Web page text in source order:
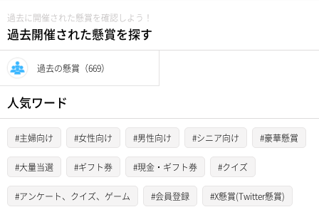
過去に開催された懸賞を確認しよう！
過去開催された懸賞を探す
過去の懸賞（669）
人気ワード
#主婦向け #女性向け #男性向け #シニア向け #豪華懸賞
#大量当選 #ギフト券 #現金・ギフト券 #クイズ
#アンケート、クイズ、ゲーム #会員登録 #X懸賞(Twitter懸賞)